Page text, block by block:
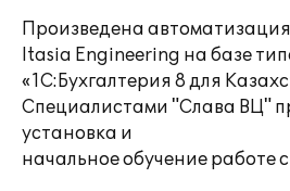
Произведена
Itasia Engineering на базе
«1С:Бухгалтерия 8 для
Специалистами "Слава ВЦ"
установка и
начальное обучение работе